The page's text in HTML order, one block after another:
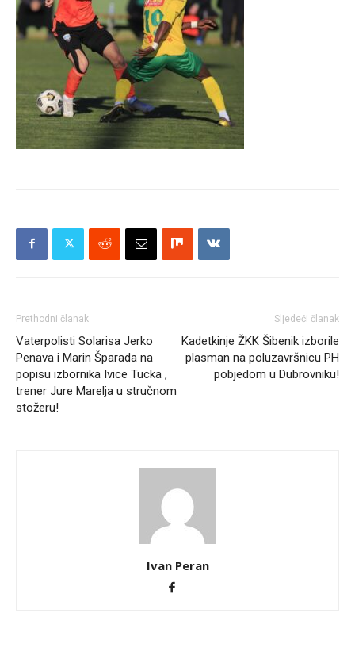
Prethodni članak
Vaterpolisti Solarisa Jerko
Penava i Marin Šparada na
popisu izbornika Ivice Tucka ,
trener Jure Marelja u stručnom
stožeru!
Sljedeći članak
Kadetkinje ŽKK Šibenik izborile
plasman na poluzavršnicu PH
pobjedom u Dubrovniku!
Ivan Peran